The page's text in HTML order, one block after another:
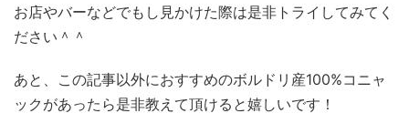
お店やバーなどでもし見かけた際は是非トライしてみてく
ださい＾＾
あと、この記事以外におすすめのボルドリ産100%コニャ
ックがあったら是非教えて頂けると嬉しいです！